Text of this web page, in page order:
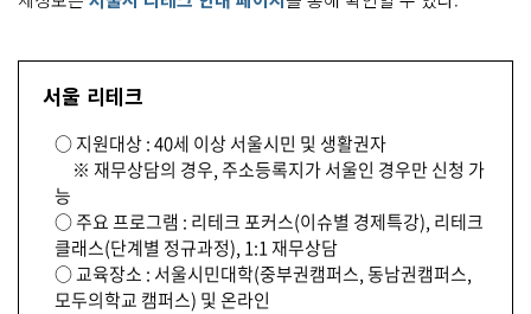
서울 리테크
○ 지원대상 : 40세 이상 서울시민 및 생활권자
※ 재무상담의 경우, 주소등록지가 서울인 경우만 신청 가
능
○ 주요 프로그램 : 리테크 포커스(이슈별 경제특강), 리테크
클래스(단계별 정규과정), 1:1 재무상담
○ 교육장소 : 서울시민대학(중부권캠퍼스, 동남권캠퍼스,
모두의학교 캠퍼스) 및 온라인